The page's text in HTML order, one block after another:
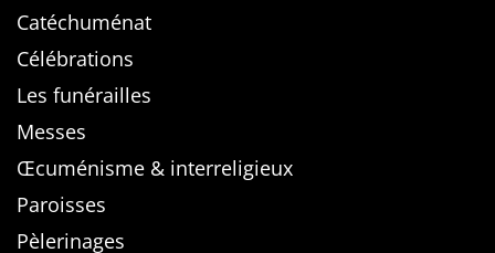
Catéchuménat
Célébrations
Les funérailles
Messes
Œcuménisme & interreligieux
Paroisses
Pèlerinages